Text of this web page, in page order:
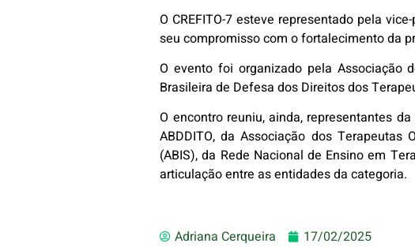
O CREFITO-7 esteve representado pela
seu compromisso com o fortalecimento da
O evento foi organizado pela Associação
Brasileira de Defesa dos Direitos dos
O encontro reuniu, ainda, representantes
ABDDITO, da Associação dos Terapeutas
(ABIS), da Rede Nacional de Ensino em
articulação entre as entidades da categoria.
Adriana Cerqueira 17/02/2025